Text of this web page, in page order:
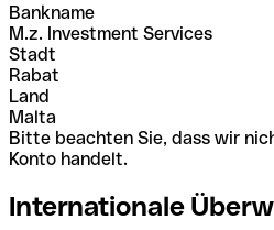
Bankname
M.z. Investment Services
Stadt
Rabat
Land
Malta
Bitte beachten Sie, dass wir
Konto handelt.
Internationale